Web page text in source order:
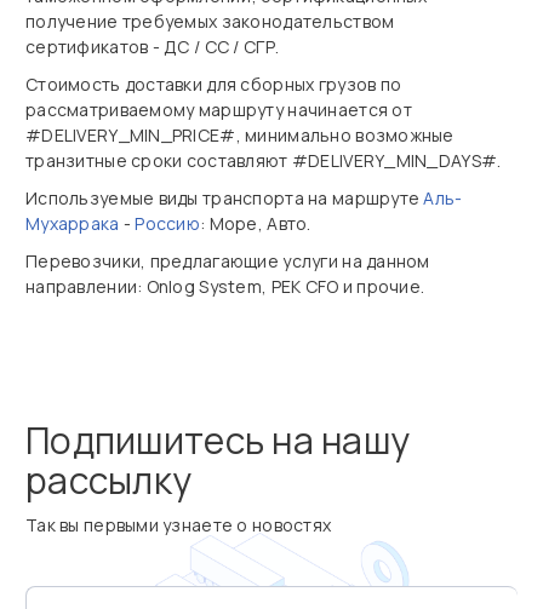
получение требуемых законодательством
сертификатов - ДС / СС / СГР.
Стоимость доставки для сборных грузов по
рассматриваемому маршруту начинается от
#DELIVERY_MIN_PRICE#, минимально возможные
транзитные сроки составляют #DELIVERY_MIN_DAYS#.
Используемые виды транспорта на маршрутеАль-
Мухаррака -Россию: Море, Авто.
Перевозчики, предлагающие услуги на данном
направлении: Onlog System, PEK CFO и прочие.
Подпишитесь на нашу
рассылку
Так вы первыми узнаете о новостях